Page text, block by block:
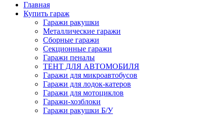
Главная
Купить гараж
Гаражи ракушки
Металлические гаражи
Сборные гаражи
Секционные гаражи
Гаражи пеналы
ТЕНТ ДЛЯ АВТОМОБИЛЯ
Гаражи для микроавтобусов
Гаражи для лодок-катеров
Гаражи для мотоциклов
Гаражи-хозблоки
Гаражи ракушки Б/У